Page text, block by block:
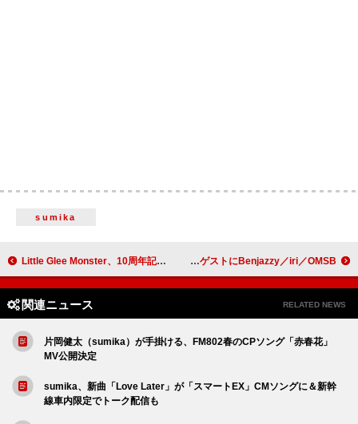
sumika
Little Glee Monster、10周年記念公演より「好きだ。」ライブ映像を公開 STUTSの初となるアリーナ公演【Odyssey】、新たなゲストにBenjazzy／iri／OMSB
関連ニュース RELATED NEWS
片岡健太（sumika）が手掛ける、FM802春のCPソング「赤春花」
MV公開決定
sumika、新曲「Love Later」が「スマートEX」CMソングに＆新幹
線車内限定でトーク配信も